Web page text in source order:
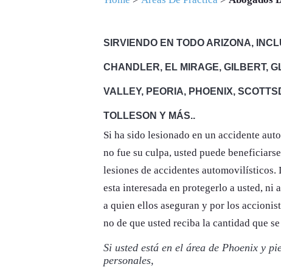
SIRVIENDO EN TODO ARIZONA,
CHANDLER, EL MIRAGE, GILBERT,
VALLEY, PEORIA, PHOENIX,
TOLLESON Y MÁS..
Si ha sido lesionado en un accidente
no fue su culpa, usted puede
lesiones de accidentes automovilísticos.
esta interesada en protegerlo a usted, ni
a quien ellos aseguran y por los
no de que usted reciba la cantidad que
Si usted está en el área de Phoenix y
personales,